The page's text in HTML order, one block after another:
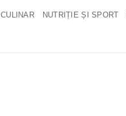
CULINAR NUTRIȚIE ȘI SPORT